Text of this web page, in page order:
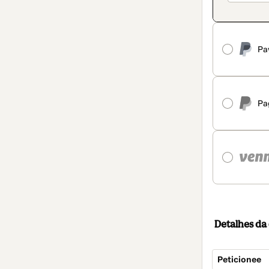
Detalhes
Peticionee